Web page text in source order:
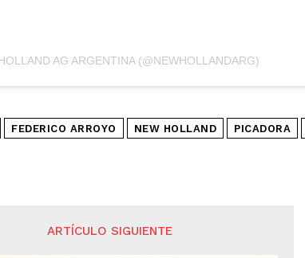
AG ARGENTINA (@NEWHOLLANDARG)
FEDERICO ARROYO NEW HOLLAND PICADORA
ARTÍCULO SIGUIENTE